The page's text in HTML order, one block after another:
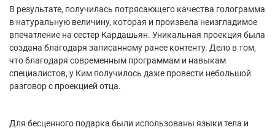
В результате, получилась потрясающего качества голограмма
в натуральную величину, которая и произвела неизгладимое
впечатление на сестер Кардашьян. Уникальная проекция была
создана благодаря записанному ранее контенту. Дело в том,
что благодаря современным программам и навыкам
специалистов, у Ким получилось даже провести небольшой
разговор с проекцией отца.
Для бесценного подарка были использованы языки тела и